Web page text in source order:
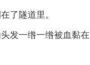
了隧道里。
一绺一绺被血黏在